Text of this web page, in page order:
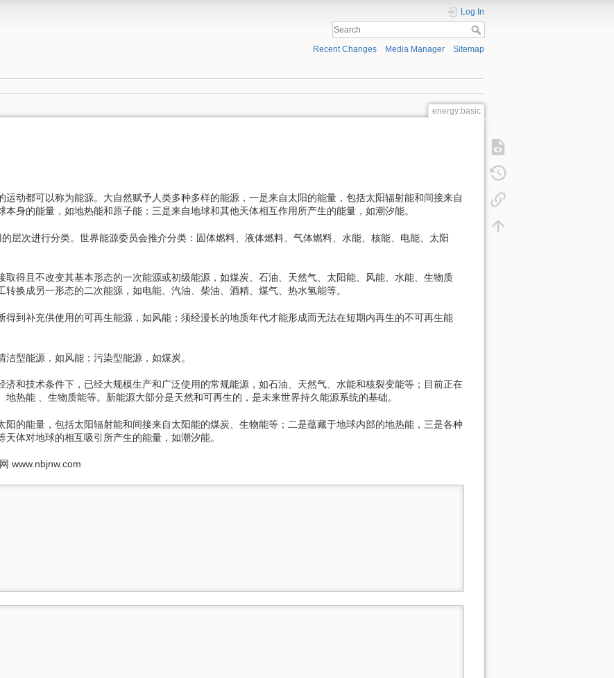
Log In
Recent Changes Media Manager Sitemap
energy:basic
动都可以称为能源。大自然赋予人类多种多样的能源，一是来自太阳的能量，包括太阳辐射能和间接来自
身的能量，如地热能和原子能；三是来自地球和其他天体相互作用所产生的能量，如潮汐能。
次进行分类。世界能源委员会推介分类：固体燃料、液体燃料、气体燃料、水能、核能、电能、太阳
得且不改变其基本形态的一次能源或初级能源，如煤炭、石油、天然气、太阳能、风能、水能、生物质
换成另一形态的二次能源，如电能、汽油、柴油、酒精、煤气、热水氢能等。
到补充供使用的可再生能源，如风能；须经漫长的地质年代才能形成而无法在短期内再生的不可再生能
型能源，如风能；污染型能源，如煤炭。
和技术条件下，已经大规模生产和广泛使用的常规能源，如石油、天然气、水能和核裂变能等；目前正在
热能 、生物质能等。新能源大部分是天然和可再生的，是未来世界持久能源系统的基础。
的能量，包括太阳辐射能和间接来自太阳能的煤炭、生物能等；二是蕴藏于地球内部的地热能，三是各种
体对地球的相互吸引所产生的能量，如潮汐能。
www.nbjnw.com